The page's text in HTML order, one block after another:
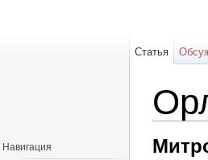
Статья
Навигация